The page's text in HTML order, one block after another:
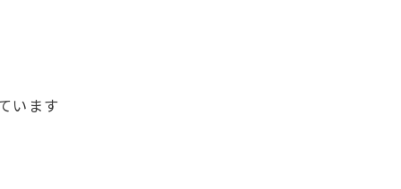
います